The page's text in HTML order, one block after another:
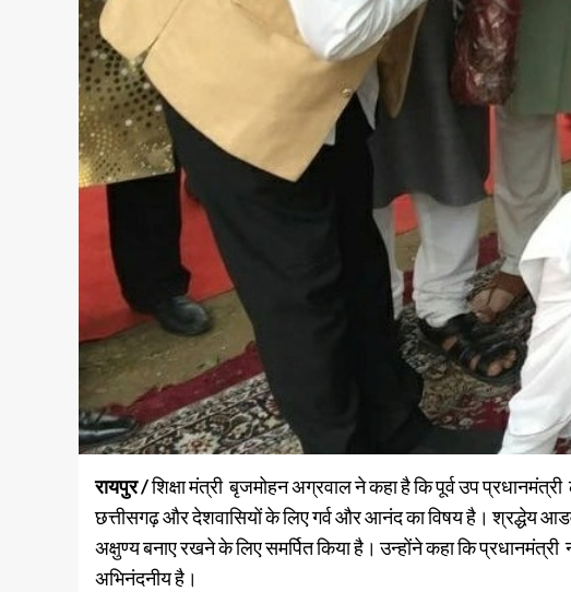
रायपुर /शिक्षा मंत्री बृजमोहन अग्रवाल ने कहा है कि पूर्व उप
छत्तीसगढ़ और देशवासियों के लिए गर्व और आनंद का विषय है। श्रद्धेय
अक्षुण्य बनाए रखने के लिए समर्पित किया है। उन्होंने कहा कि प्रधानमंत्री
अभिनंदनीय है।